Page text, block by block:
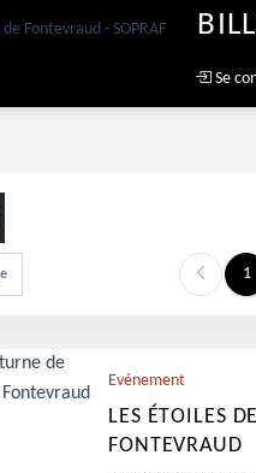
Se
1
Evénement
LES ÉTOILES DE
FONTEVRAUD